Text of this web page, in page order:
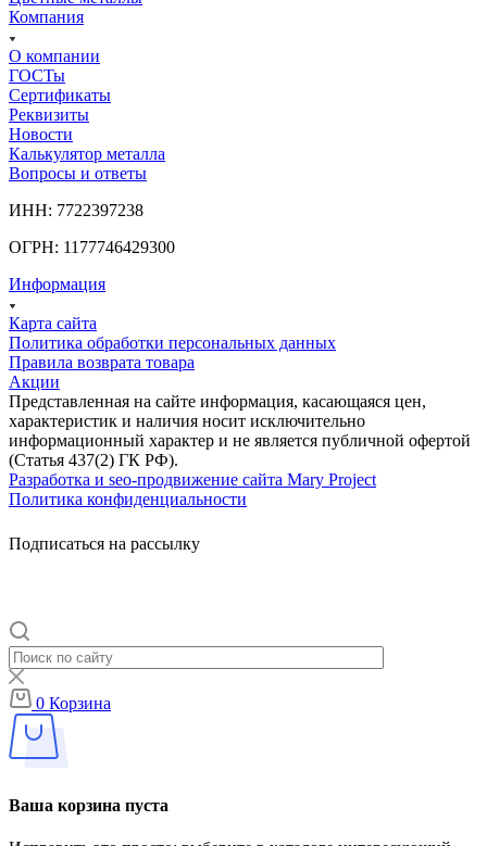
Компания
О компании
ГОСТы
Сертификаты
Реквизиты
Новости
Калькулятор металла
Вопросы и ответы
ИНН: 7722397238
ОГРН: 1177746429300
Информация
Карта сайта
Политика обработки персональных данных
Правила возврата товара
Акции
Представленная на сайте информация, касающаяся цен,
характеристик и наличия носит исключительно
информационный характер и не является публичной офертой
(Статья 437(2) ГК РФ).
Разработка и seo-продвижение сайта Mary Project
Политика конфиденциальности
Подписаться на рассылку
0 Корзина
Ваша корзина пуста